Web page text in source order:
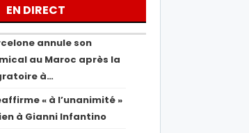
EN DIRECT
annule son
au Maroc après la
à…
« à l’unanimité »
à Gianni Infantino